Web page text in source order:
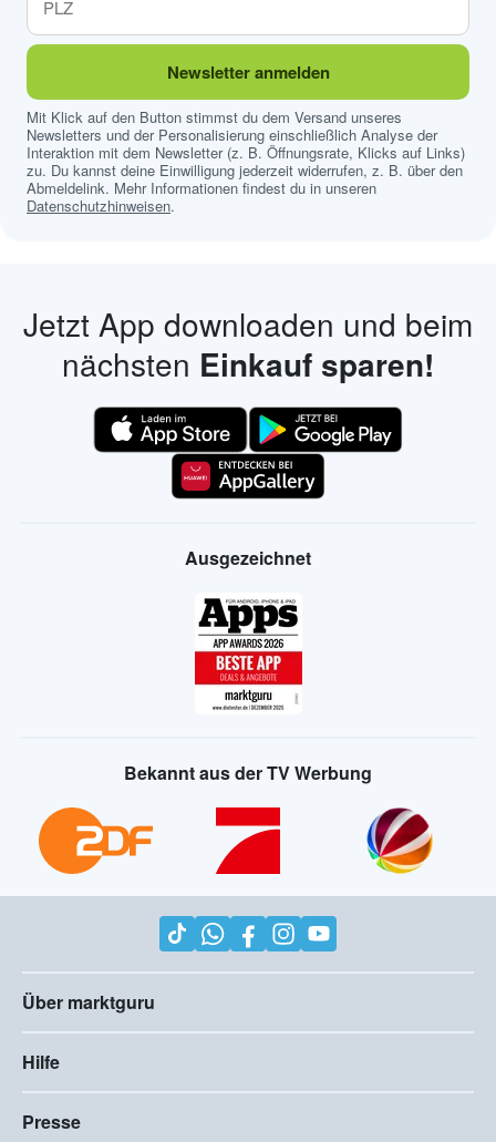
Newsletter anmelden
Mit Klick auf den Button stimmst du dem Versand unseres
Newsletters und der Personalisierung einschließlich Analyse der
Interaktion mit dem Newsletter (z. B. Öffnungsrate, Klicks auf Links)
zu. Du kannst deine Einwilligung jederzeit widerrufen, z. B. über den
Abmeldelink. Mehr Informationen findest du in unseren
Datenschutzhinweisen.
Jetzt App downloaden und beim
nächsten Einkauf sparen!
Ausgezeichnet
Bekannt aus der TV Werbung
Über marktguru
Hilfe
Presse